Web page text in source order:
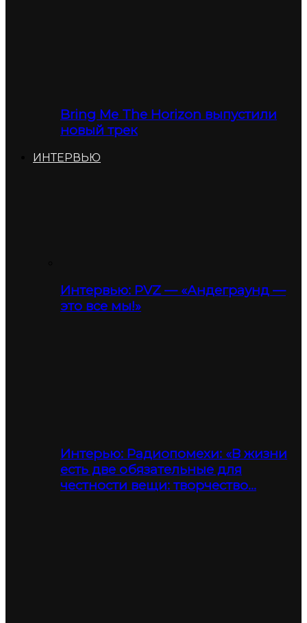
Bring Me The Horizon выпустили
новый трек
ИНТЕРВЬЮ
Интервью: PVZ — «Андеграунд —
это все мы!»
Интерью: Радиопомехи: «В жизни
есть две обязательные для
честности вещи: творчество…